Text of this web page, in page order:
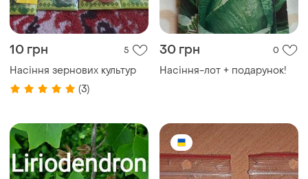
10 грн 5
Насіння зернових культур
(3)
30 грн 0
Насіння-лот + подарунок!